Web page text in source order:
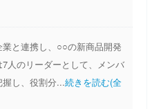
と連携し、○○の新商品開発
人のリーダーとして、メンバ
し、役割分...続きを読む(全